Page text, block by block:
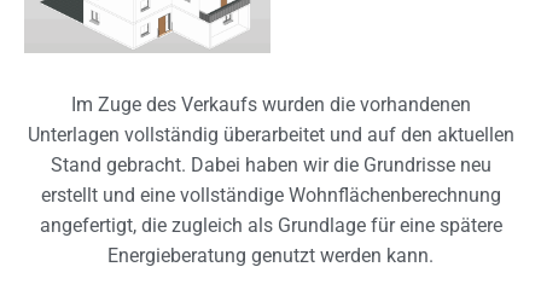
Im Zuge des Verkaufs wurden die vorhandenen
Unterlagen vollständig überarbeitet und auf den aktuellen
Stand gebracht. Dabei haben wir die Grundrisse neu
erstellt und eine vollständige Wohnflächenberechnung
angefertigt, die zugleich als Grundlage für eine spätere
Energieberatung genutzt werden kann.